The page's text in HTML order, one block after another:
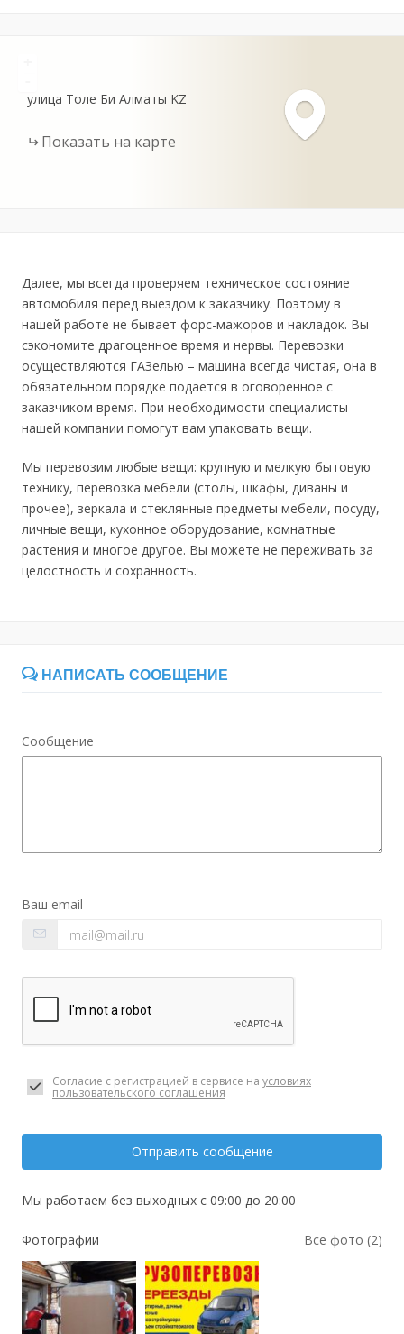
улица Толе Би Алматы KZ
Показать на карте
Далее, мы всегда проверяем техническое состояние
автомобиля перед выездом к заказчику. Поэтому в
нашей работе не бывает форс-мажоров и накладок. Вы
сэкономите драгоценное время и нервы. Перевозки
осуществляются ГАЗелью – машина всегда чистая, она в
обязательном порядке подается в оговоренное с
заказчиком время. При необходимости специалисты
нашей компании помогут вам упаковать вещи.
Мы перевозим любые вещи: крупную и мелкую бытовую
технику, перевозка мебели (столы, шкафы, диваны и
прочее), зеркала и стеклянные предметы мебели, посуду,
личные вещи, кухонное оборудование, комнатные
растения и многое другое. Вы можете не переживать за
целостность и сохранность.
НАПИСАТЬ СООБЩЕНИЕ
Сообщение
Ваш email
Согласие с регистрацией в сервисе на условиях
пользовательского соглашения
Отправить сообщение
Мы работаем без выходных с 09:00 до 20:00
Фотографии Все фото (2)